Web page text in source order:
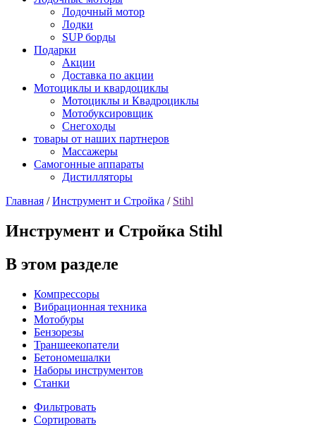
Лодочный мотор
Лодки
SUP борды
Подарки
Акции
Доставка по акции
Мотоциклы и квардоциклы
Мотоциклы и Квадроциклы
Мотобуксировщик
Снегоходы
товары от наших партнеров
Массажеры
Самогонные аппараты
Дистилляторы
Главная /Инструмент и Стройка / Stihl
Инструмент и Стройка Stihl
В этом разделе
Компрессоры
Вибрационная техника
Мотобуры
Бензорезы
Траншеекопатели
Бетономешалки
Наборы инструментов
Станки
Фильтровать
Сортировать